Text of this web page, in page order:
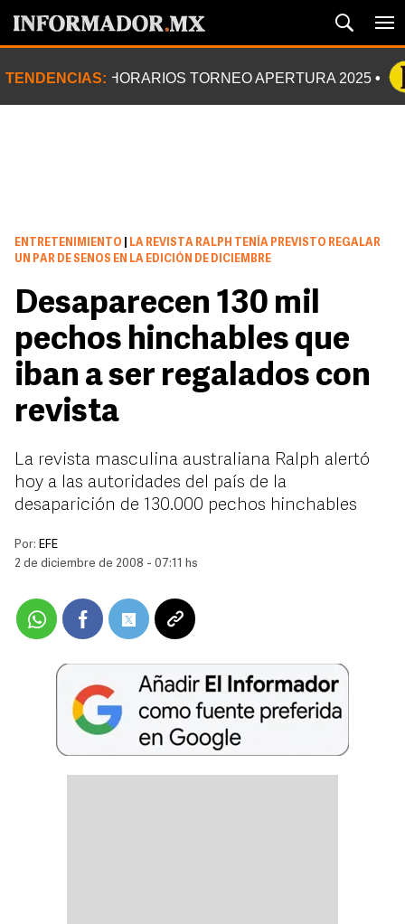
TENDENCIAS: HORARIOS TORNEO APERTURA 2025
ENTRETENIMIENTO
LA REVISTA RALPH TENÍA PREVISTO REGALAR
UN PAR DE SENOS EN LA EDICIÓN DE DICIEMBRE
Desaparecen 130 mil
pechos hinchables que
iban a ser regalados con
revista
La revista masculina australiana Ralph alertó
hoy a las autoridades del país de la
desaparición de 130.000 pechos hinchables
Por: EFE
2 de diciembre de 2008 - 07:11 hs